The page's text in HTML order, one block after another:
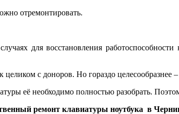
отремонтировать.
для восстановления
с доноров. Но гораздо целесообразнее
её необходимо полностью разобрать.
ремонт клавиатуры ноутбука в